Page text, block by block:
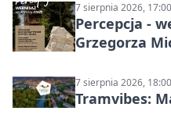
7 sierpnia 2026, 17:00
Percepcja -
Grzegorza
7 sierpnia 2026, 18:00
Tramvibes: